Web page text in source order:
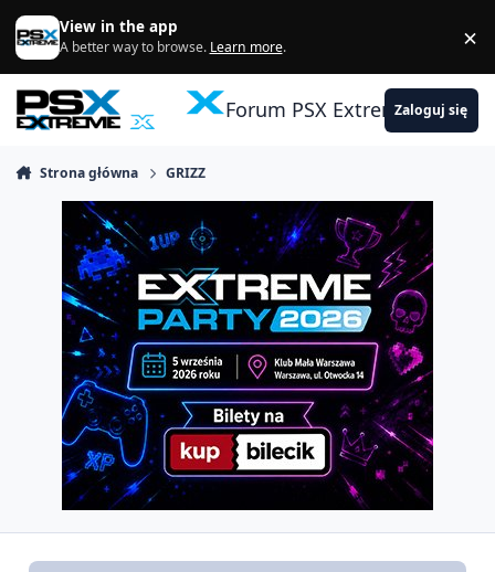
Skocz do zawartości
View in the app
A better way to browse. Learn more. ×
Forum PSX ExtremeZaloguj się
Strona główna GRIZZ